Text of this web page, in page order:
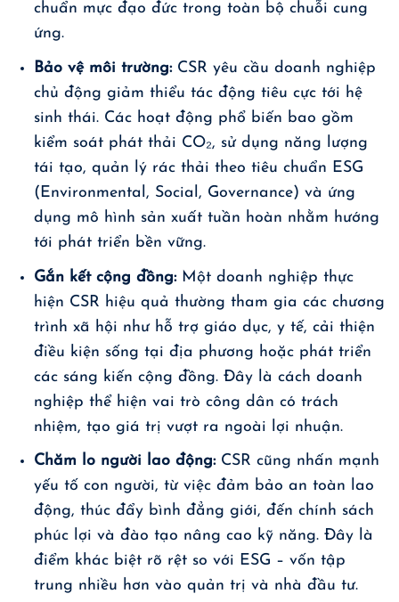
chuẩn mực đạo đức trong toàn bộ chuỗi cung
ứng.
Bảo vệ môi trường: CSR yêu cầu doanh nghiệp
chủ động giảm thiểu tác động tiêu cực tới hệ
sinh thái. Các hoạt động phổ biến bao gồm
kiểm soát phát thải CO₂, sử dụng năng lượng
tái tạo, quản lý rác thải theo tiêu chuẩn ESG
(Environmental, Social, Governance) và ứng
dụng mô hình sản xuất tuần hoàn nhằm hướng
tới phát triển bền vững.
Gắn kết cộng đồng: Một doanh nghiệp thực
hiện CSR hiệu quả thường tham gia các chương
trình xã hội như hỗ trợ giáo dục, y tế, cải thiện
điều kiện sống tại địa phương hoặc phát triển
các sáng kiến cộng đồng. Đây là cách doanh
nghiệp thể hiện vai trò công dân có trách
nhiệm, tạo giá trị vượt ra ngoài lợi nhuận.
Chăm lo người lao động: CSR cũng nhấn mạnh
yếu tố con người, từ việc đảm bảo an toàn lao
động, thúc đẩy bình đẳng giới, đến chính sách
phúc lợi và đào tạo nâng cao kỹ năng. Đây là
điểm khác biệt rõ rệt so với ESG – vốn tập
trung nhiều hơn vào quản trị và nhà đầu tư.